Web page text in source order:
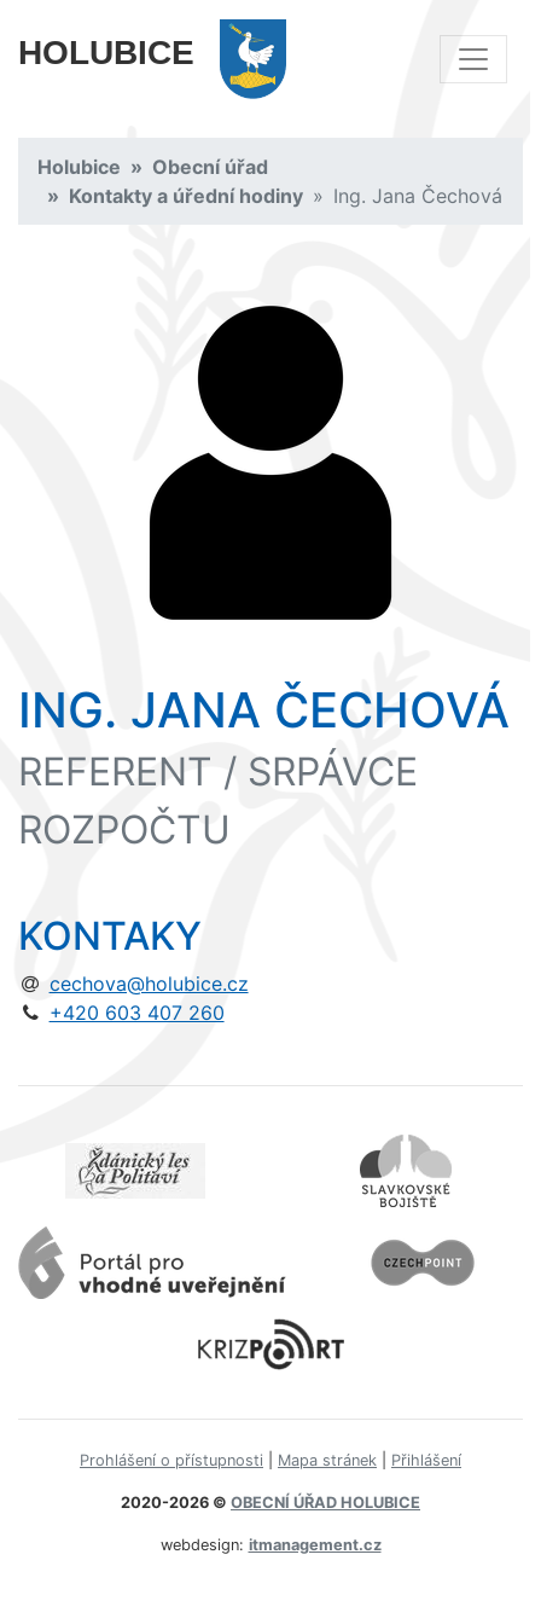
HOLUBICE
Holubice
Obecní úřad
Kontakty a úřední hodiny
Ing. Jana Čechová
ING. JANA ČECHOVÁ
REFERENT / SRPÁVCE
ROZPOČTU
KONTAKY
cechova@holubice.cz
+420 603 407 260
2020-2026 © OBECNÍ ÚŘAD HOLUBICE
Prohlášení o přístupnosti Mapa stránek Přihlášení
webdesign: itmanagement.cz